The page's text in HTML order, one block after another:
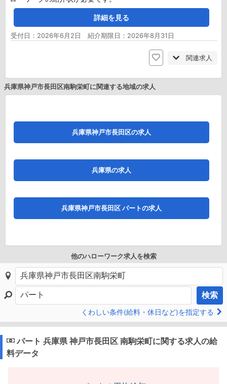
詳細を見る
受付日：2026年6月2日 紹介期限日：2026年8月31日
関連求人
兵庫県神戸市長田区南駒栄町に関連する地域の求人
兵庫県神戸市長田区の求人
兵庫県の求人
兵庫県神戸市長田区 パートの求人
他のハローワーク求人を検索
検索
くわしい条件(給料・休日など)を指定する
パート 兵庫県 神戸市長田区 南駒栄町に関する求人の給
料データ